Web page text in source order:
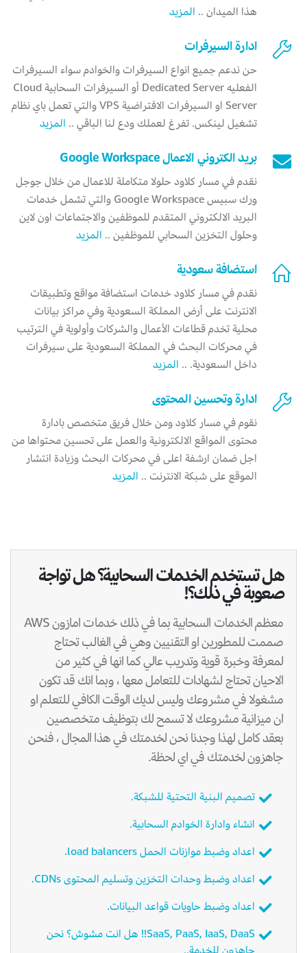
هذا الميدان .. المزيد
ادارة السيرفرات
حن ندعم جميع انواع السيرفرات والخوادم سواء السيرفرات
الفعليه Dedicated Server أو السيرفرات السحابية Cloud
Server او السيرفرات الافتراضية VPS والتي تعمل باي نظام
تشغيل لينكس. تفرغ لعملك ودع لنا الباقي .. المزيد
بريد الكتروني الاعمال Google Workspace
نقدم في مسار كلاود حلولا متكاملة للاعمال من خلال جوجل
ورك سبيس Google Workspace والتي تشمل خدمات
البريد الالكتروني المتقدم للموظفين والاجتماعات اون لاين
وحلول التخزين السحابي للموظفين .. المزيد
استضافة سعودية
نقدم في مسار كلاود خدمات استضافة مواقع وتطبيقات
الانترنت على أرض المملكة السعودية وفي مراكز بيانات
محلية تخدم قطاعات الأعمال والشركات وأولوية في الترتيب
في محركات البحث في المملكة السعودية على سيرفرات
داخل السعودية. .. المزيد
ادارة وتحسين المحتوى
نقوم في مسار كلاود ومن خلال فريق متخصص بادارة
محتوى المواقع الالكترونية والعمل على تحسين محتواها من
اجل ضمان ارشفة اعلى في محركات البحث وزيادة انتشار
الموقع على شبكة الانترنت .. المزيد
هل تستخدم الخدمات السحابية؟ هل تواجة
صعوبة في ذلك؟!
معظم الخدمات السحابية بما في ذلك خدمات امازون AWS
صممت للمطورين او التقنيين وهي في الغالب تحتاج
لمعرفة وخبرة قوية وتدريب عالي كما انها في كثير من
الاحيان تحتاج لشهادات للتعامل معها ، وبما انك قد تكون
مشغولا في مشروعك وليس لديك الوقت الكافي للتعلم او
ان ميزانية مشروعك لا تسمح لك بتوظيف متخصصين
بعقد كامل لهذا وجدنا نحن لخدمتك في هذا المجال ، فنحن
جاهزون لخدمتك في اي لحظة.
تصميم البنية التحتية للشبكة.
انشاء وادارة الخوادم السحابية.
اعداد وضبط موازنات الحمل load balancers.
اعداد وضبط وحدات التخزين وتسليم المحتوى CDNs.
اعداد وضبط حاويات قواعد البيانات.
SaaS, PaaS, IaaS, DaaS!! هل انت مشوش؟ نحن